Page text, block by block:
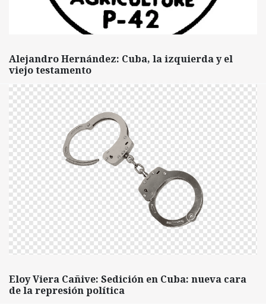
Alejandro Hernández: Cuba, la izquierda y el
viejo testamento
Eloy Viera Cañive: Sedición en Cuba: nueva cara
de la represión política